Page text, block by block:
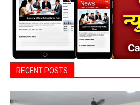
RECENT POSTS